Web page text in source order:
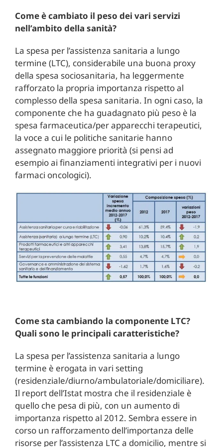
Come è cambiato il peso dei vari servizi
nell’ambito della sanità?
La spesa per l’assistenza sanitaria a lungo
termine (LTC), considerabile una buona proxy
della spesa sociosanitaria, ha leggermente
rafforzato la propria importanza rispetto al
complesso della spesa sanitaria. In ogni caso, la
componente che ha guadagnato più peso è la
spesa farmaceutica/per apparecchi terapeutici,
la voce a cui le politiche sanitarie hanno
assegnato maggiore priorità (si pensi ad
esempio ai finanziamenti integrativi per i nuovi
farmaci oncologici).
Come sta cambiando la componente LTC?
Quali sono le principali caratteristiche?
La spesa per l’assistenza sanitaria a lungo
termine è erogata in vari setting
(residenziale/diurno/ambulatoriale/domiciliare).
Il report dell’Istat mostra che il residenziale è
quello che pesa di più, con un aumento di
importanza rispetto al 2012. Sembra essere in
corso un rafforzamento dell’importanza delle
risorse per l’assistenza LTC a domicilio, mentre si